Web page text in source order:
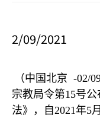
2/09/2021
（中国北京 -02/
宗教局令第15号公
法》，自 2021年5月